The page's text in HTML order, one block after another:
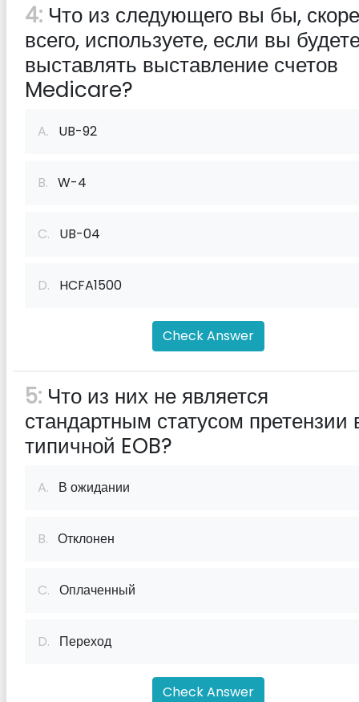
4: Что из следующего вы бы,
всего, используете, если вы
выставлять выставление счетов
Medicare?
A. UB-92
B. W-4
C. UB-04
D. HCFA1500
Check Answer
5: Что из них не является
стандартным статусом претензии
типичной EOB?
A. В ожидании
B. Отклонен
C. Оплаченный
D. Переход
Check Answer